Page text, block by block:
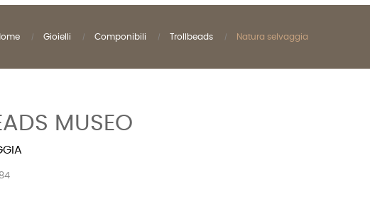
Gioielli Componibili Trollbeads Natura selvaggia
MUSEO